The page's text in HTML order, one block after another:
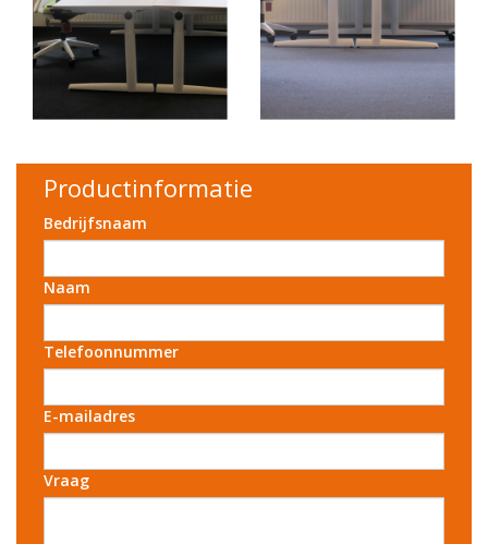
Productinformatie
Bedrijfsnaam
Naam
Telefoonnummer
E-mailadres
Vraag